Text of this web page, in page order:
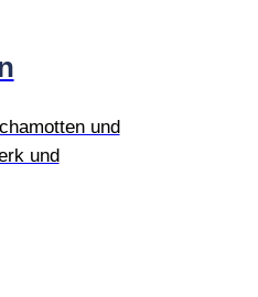
und
und